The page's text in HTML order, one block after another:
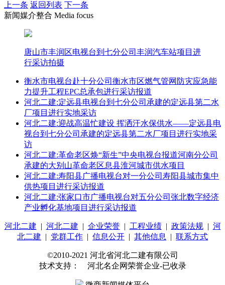
上一条 返回列表 下一条
新闻媒介整合 Media focus
唐山市丰润区电视台到七分公司丰润汽车站项目进
行采访拍摄
衡水市电视台赴十分公司衡水市区燃气管网防灾应急能
力提升工程EPC总承包进行采访报道
河北二建:定远县电视台到七分公司承建的定远县第二水
厂项目进行实地采访
河北二建:迎战高温忙建设 挥洒汗水保供水——定远县电
视台到七分公司承建的定远县第二水厂项目进行实地采
访
河北二建:革命老区焕“新生”中央电视台报道河南分公司
承建的大别山革命老区息县淮河城市供水项目
河北二建:寿阳县广播电视台对一分公司寿阳县城市集中
供热项目进行采访报道
河北二建:张家口市广播电视台对五分公司张北数字经济
产业孵化基地项目进行采访报道
河北二建 | 河北二建 | 企业荣誉| 工程业绩| 政策法规| 河
北二建 | 党群工作 | 信息公开 | 其他信息 | 联系方式
©2010-2021 河北省河北二建有限公司
技术支持： 河北名企网荣誉企业-已收录